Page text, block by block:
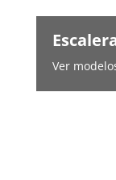
Ver